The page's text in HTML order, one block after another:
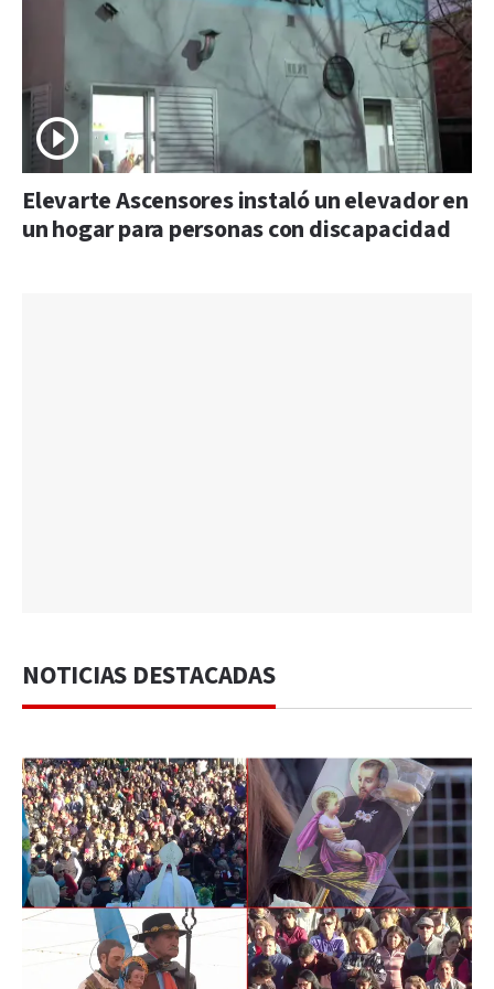
Elevarte Ascensores instaló un elevador en
un hogar para personas con discapacidad
NOTICIAS DESTACADAS